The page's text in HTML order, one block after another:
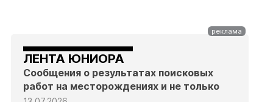
ЛЕНТА ЮНИОРА
Сообщения о результатах поисковых
работ на месторождениях и не только